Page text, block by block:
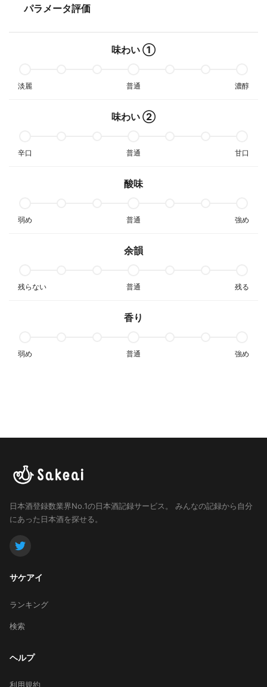
パラメータ評価
味わい ①
淡麗 普通 濃醇
味わい ②
辛口 普通 甘口
酸味
弱め 普通 強め
余韻
残らない 普通 残る
香り
弱め 普通 強め
日本酒登録数業界No.1の日本酒記録サービス。
みんなの記録から自分
にあった日本酒を探せる。
サケアイ
ランキング
検索
ヘルプ
利用規約